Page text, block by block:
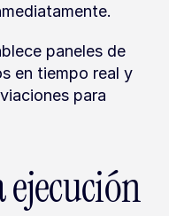
paneles de
en tiempo real y
para
ejecución